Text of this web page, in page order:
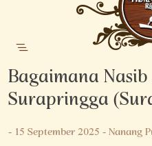
Bagaimana
Surapringga
-15 September 2025-Nanang